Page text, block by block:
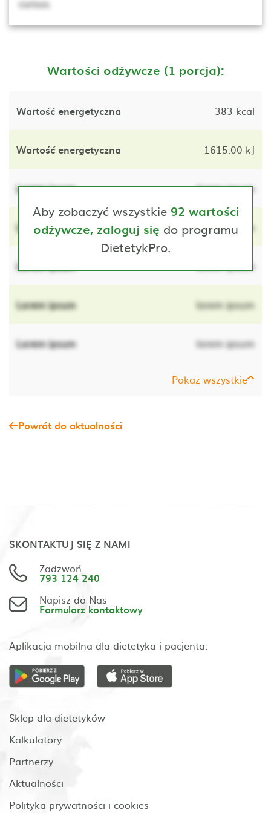
cursus.
Wartości odżywcze (1 porcja):
Wartość energetyczna 383 kcal
Wartość energetyczna 1615.00 kJ
Lorem ipsum lorem ipsum
Lorem ipsum lorem ipsum
Lorem ipsum lorem ipsum
Lorem ipsum lorem ipsum
Lorem ipsum lorem ipsum
Pokaż wszystkie
Aby zobaczyć wszystkie 92 wartości
odżywcze, zaloguj się do programu
DietetykPro.
Powrót do aktualności
SKONTAKTUJ SIĘ Z NAMI
Zadzwoń
793 124 240
Napisz do Nas
Formularz kontaktowy
Aplikacja mobilna dla dietetyka i pacjenta:
Sklep dla dietetyków
Kalkulatory
Partnerzy
Aktualności
Polityka prywatności i cookies